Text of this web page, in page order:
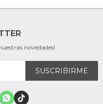
novedades!
SUSCRIBIRME
 